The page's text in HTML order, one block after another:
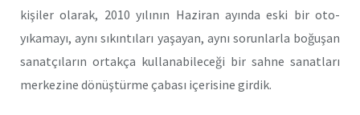
kişiler olarak, 2010 yılının Haziran ayında eski bir oto-
yıkamayı, aynı sıkıntıları yaşayan, aynı sorunlarla boğuşan
sanatçıların ortakça kullanabileceği bir sahne sanatları
merkezine dönüştürme çabası içerisine girdik.